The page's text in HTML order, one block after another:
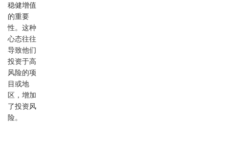
稳健增值
的重要
性。这种
心态往往
导致他们
投资于高
风险的项
目或地
区，增加
了投资风
险。